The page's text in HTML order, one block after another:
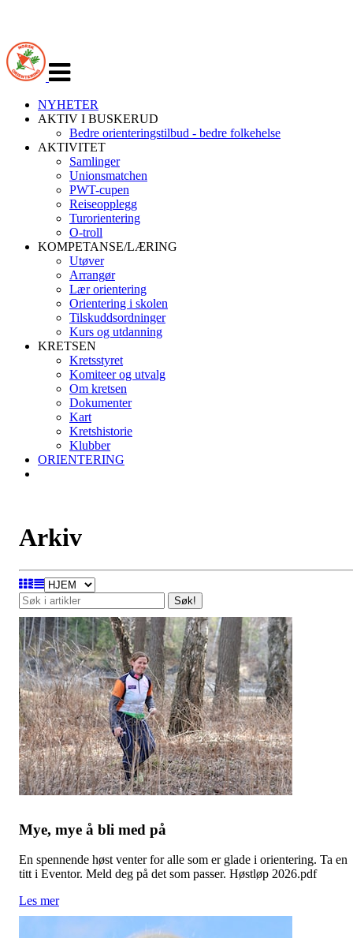
navigasjon
NYHETER
AKTIV I BUSKERUD
Bedre orienteringstilbud - bedre folkehelse
AKTIVITET
Samlinger
Unionsmatchen
PWT-cupen
Reiseopplegg
Turorientering
O-troll
KOMPETANSE/LÆRING
Utøver
Arrangør
Lær orientering
Orientering i skolen
Tilskuddsordninger
Kurs og utdanning
KRETSEN
Kretsstyret
Komiteer og utvalg
Om kretsen
Dokumenter
Kart
Kretshistorie
Klubber
ORIENTERING
Arkiv
Søk!
Mye, mye å bli med på
En spennende høst venter for alle som er glade i orientering. Ta en
titt i Eventor. Meld deg på det som passer. Høstløp 2026.pdf
Les mer